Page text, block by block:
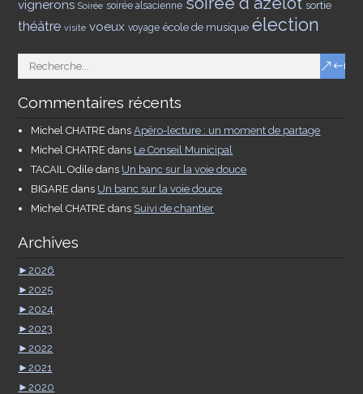
vignerons Soirée soirée alsacienne sortie
théâtre visite voeux voyage école de musique élection
Commentaires récents
Michel CHATRE dansApéro-lecture : un moment de partage
Michel CHATRE dans Le Conseil Municipal
TACAIL Odile dans Un banc sur la voie douce
BIGARE dans Un banc sur la voie douce
Michel CHATRE dans Suivi de chantier
Archives
►2026
►2025
►2024
►2023
►2022
►2021
►2020